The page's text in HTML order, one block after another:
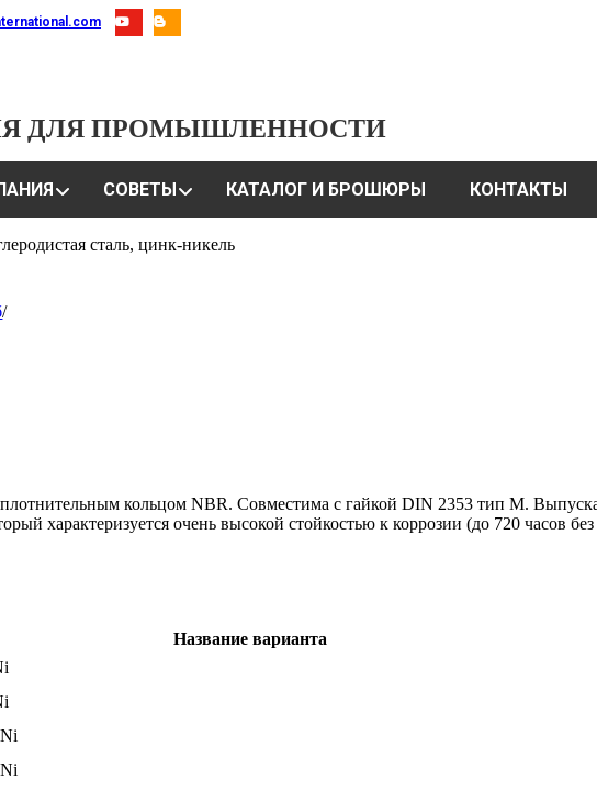
ДЛЯ ПРОМЫШЛЕННОСТИ
СОВЕТЫ КАТАЛОГ И БРОШЮРЫ КОНТАКТЫ
сталь, цинк-никель
/
кольцом NBR. Совместима с гайкой DIN 2353 тип M.
характеризуется очень высокой стойкостью к коррозии (до 720 часов
Название варианта